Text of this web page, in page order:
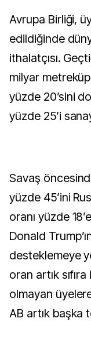
Avrupa Birliği,
edildiğinde
ithalatçısı.
milyar
yüzde 20’sini
yüzde 25’i
Savaş
yüzde 45’ini
oranı yüzde
Donald
desteklemeye
oran artık
olmayan
AB artık başka